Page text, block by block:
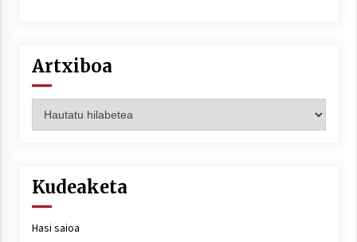
Artxiboa
Kudeaketa
Hasi saioa